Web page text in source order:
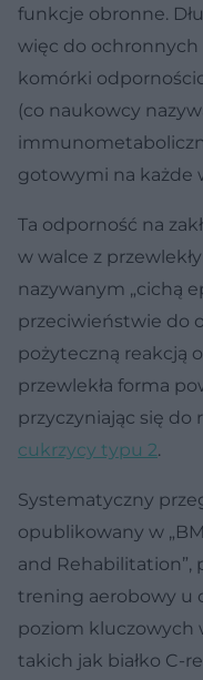
funkcje obronne.
więc do ochronnych
komórki
(co naukowcy
gotowymi na każde
Ta odporność na
w walce z
nazywanym „cichą
przeciwieństwie do
pożyteczną reakcją
przewlekła forma
przyczyniając się do
cukrzycy typu 2.
Systematyczny
opublikowany w
and Rehabilitation”,
trening aerobowy u
poziom kluczowych
takich jak białko C-